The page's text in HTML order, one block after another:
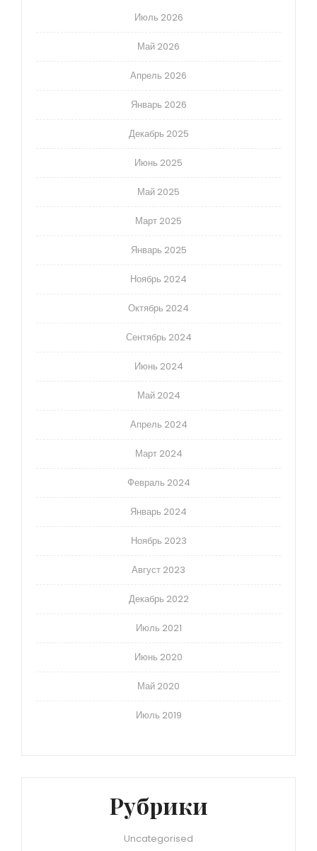
Июль 2026
Май 2026
Апрель 2026
Январь 2026
Декабрь 2025
Июнь 2025
Май 2025
Март 2025
Январь 2025
Ноябрь 2024
Октябрь 2024
Сентябрь 2024
Июнь 2024
Май 2024
Апрель 2024
Март 2024
Февраль 2024
Январь 2024
Ноябрь 2023
Август 2023
Декабрь 2022
Июль 2021
Июнь 2020
Май 2020
Июль 2019
Рубрики
Uncategorised